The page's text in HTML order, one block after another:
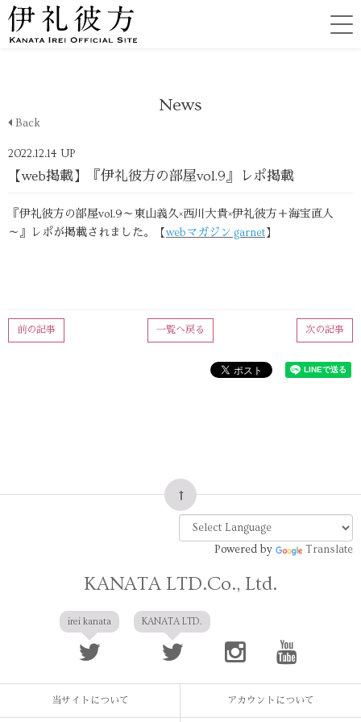
News
Back
2022.12.14 UP
【web掲載】『伊礼彼方の部屋vol.9』レポ掲載
『伊礼彼方の部屋vol.9～東山義久×西川大貴×伊礼彼方＋海宝直人
～』レポが掲載されました。【webマガジン garnet】
次の記事
一覧へ戻る
前の記事
Powered by Translate
KANATA LTD.Co., Ltd.
irei kanata KANATA LTD.
当サイトについて アカウントについて